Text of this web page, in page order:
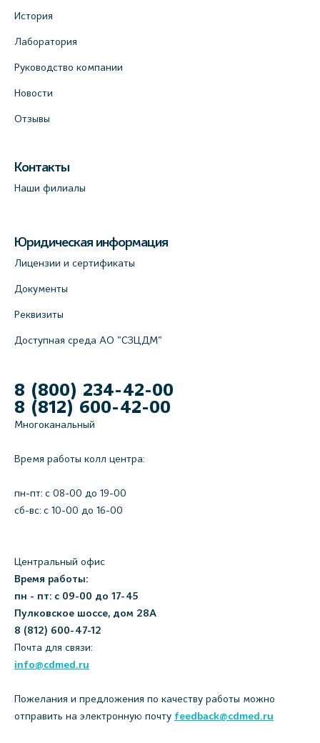
История
Лаборатория
Руководство компании
Новости
Отзывы
Контакты
Наши филиалы
Юридическая информация
Лицензии и сертификаты
Документы
Реквизиты
Доступная среда АО "СЗЦДМ"
8 (800) 234-42-00
8 (812) 600-42-00
Многоканальный
Время работы колл центра:
пн-пт: c 08-00 до 19-00
сб-вс: с 10-00 до 16-00
Центральный офис
Время работы:
пн - пт: с 09-00 до 17-45
Пулковское шоссе, дом 28А
8 (812) 600-47-12
Почта для связи:
info@cdmed.ru
Пожелания и предложения по качеству работы можно
отправить на электронную почту feedback@cdmed.ru